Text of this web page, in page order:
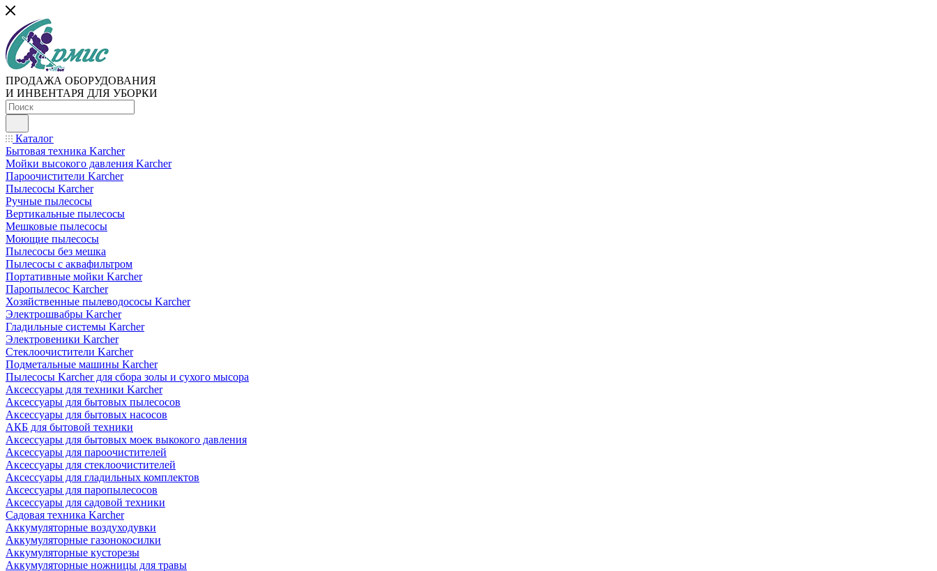
ПРОДАЖА ОБОРУДОВАНИЯ
И ИНВЕНТАРЯ ДЛЯ УБОРКИ
Каталог
Бытовая техника Karcher
Мойки высокого давления Karcher
Пароочистители Karcher
Пылесосы Karcher
Ручные пылесосы
Вертикальные пылесосы
Мешковые пылесосы
Моющие пылесосы
Пылесосы без мешка
Пылесосы с аквафильтром
Портативные мойки Karcher
Паропылесос Karcher
Хозяйственные пылеводососы Karcher
Электрошвабры Karcher
Гладильные системы Karcher
Электровеники Karcher
Стеклоочистители Karcher
Подметальные машины Karcher
Пылесосы Karcher для сбора золы и сухого мысора
Аксессуары для техники Karcher
Аксессуары для бытовых пылесосов
Аксессуары для бытовых насосов
АКБ для бытовой техники
Аксессуары для бытовых моек выкокого давления
Аксессуары для пароочистителей
Аксессуары для стеклоочистителей
Аксессуары для гладильных комплектов
Аксессуары для паропылесосов
Аксессуары для садовой техники
Садовая техника Karcher
Аккумуляторные воздуходувки
Аккумуляторные газонокосилки
Аккумуляторные кусторезы
Аккумуляторные ножницы для травы